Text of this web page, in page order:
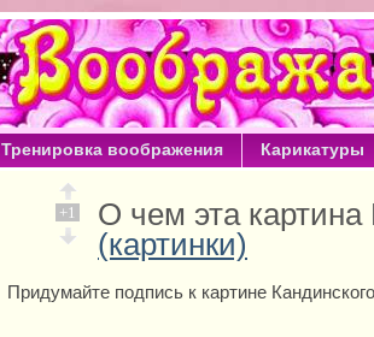
Тренировка воображения Карикатуры
+1 О чем эта картина
(картинки)
Придумайте подпись к картине Кандинского